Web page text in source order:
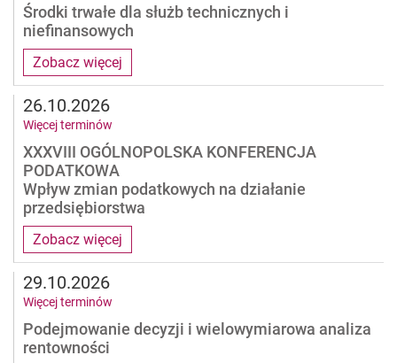
Zobacz więcej
Środki trwałe dla służb technicznych i
niefinansowych
Zobacz więcej
XXXVIII OGÓLNOPOLSKA KONFERENCJA
PODATKOWA
Wpływ zmian podatkowych na działanie
przedsiębiorstwa
26.10.2026
Więcej terminów
Podejmowanie decyzji i wielowymiarowa analiza
rentowności
29.10.2026
Więcej terminów